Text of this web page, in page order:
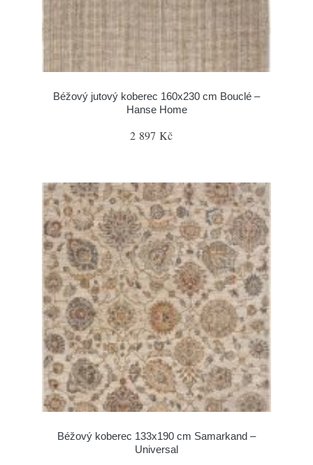
Béžový jutový koberec 160x230 cm Bouclé –
Hanse Home
2 897 Kč
Béžový koberec 133x190 cm Samarkand –
Universal